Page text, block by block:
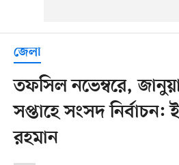
জেলা
তফসিল নভেম্বরে,
সপ্তাহে সংসদ
রহমান